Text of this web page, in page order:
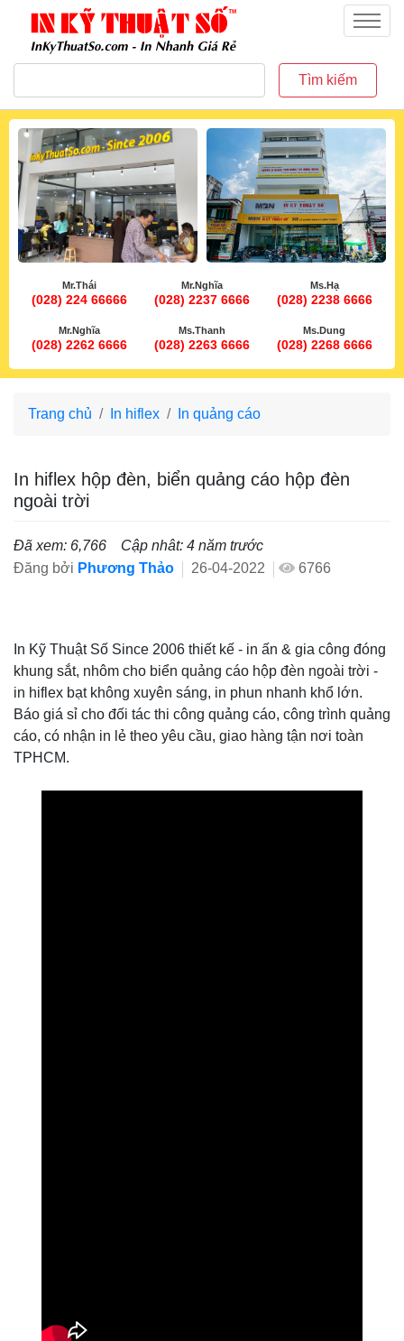
inkythuatso.com
Menu
Tìm kiếm
Mr.Thái
(028) 224 66666
Mr.Nghĩa
(028) 2237 6666
Ms.Hạ
(028) 2238 6666
Mr.Nghĩa
(028) 2262 6666
Ms.Thanh
(028) 2263 6666
Ms.Dung
(028) 2268 6666
Trang chủ In hiflex In quảng cáo
In hiflex hộp đèn, biển quảng cáo hộp đèn
ngoài trời
Đã xem: 6,766
Cập nhât: 4 năm trước
Đăng bởi Phương Thảo 26-04-2022 6766
In Kỹ Thuật Số Since 2006 thiết kế - in ấn & gia công đóng
khung sắt, nhôm cho biển quảng cáo hộp đèn ngoài trời -
in hiflex bạt không xuyên sáng, in phun nhanh khổ lớn.
Báo giá sỉ cho đối tác thi công quảng cáo, công trình quảng
cáo, có nhận in lẻ theo yêu cầu, giao hàng tận nơi toàn
TPHCM.